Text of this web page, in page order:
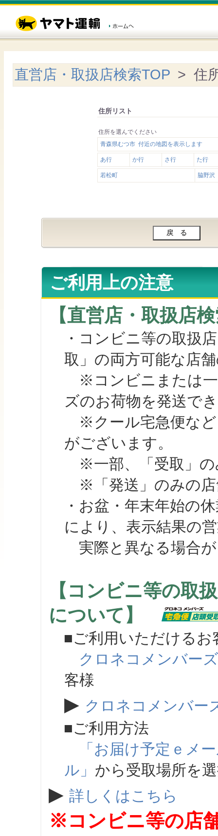
直営店・取扱店検索TOP > 住
住所リスト
住所を選んでください
青森県むつ市 付近の地図を表示します
あ行 か行 さ行 た行
若松町 脇野沢
ご利用上の注意
【直営店・取扱店
・コンビニ等の取扱
取」の両方可能な店
※コンビニまたは一
ズのお荷物を発送で
※クール宅急便など
がございます。
※一部、「受取」の
※「発送」のみの店
・お盆・年末年始の
により、表示結果の
実際と異なる場合が
【コンビニ等の取
について】
■ご利用いただけるお
クロネコメンバーズ
客様
▶ クロネコメンバー
■ご利用方法
「お届け予定ｅメ
ル」 から受取場所を
▶ 詳しくはこちら
※コンビニ等の店